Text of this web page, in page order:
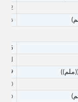
0.036*0036
35
لون
29
0.030*0030